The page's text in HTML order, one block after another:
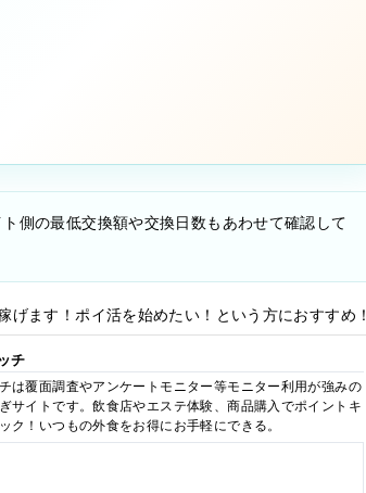
側の最低交換額や交換日数もあわせて確認して
ます！ポイ活を始めたい！という方におすすめ！
チ
は覆面調査やアンケートモニター等モニター利用が強みの
サイトです。飲食店やエステ体験、商品購入でポイントキ
ク！いつもの外食をお得にお手軽にできる。